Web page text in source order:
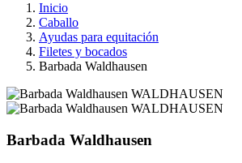
Inicio
Caballo
Ayudas para equitación
Filetes y bocados
Barbada Waldhausen
Barbada Waldhausen